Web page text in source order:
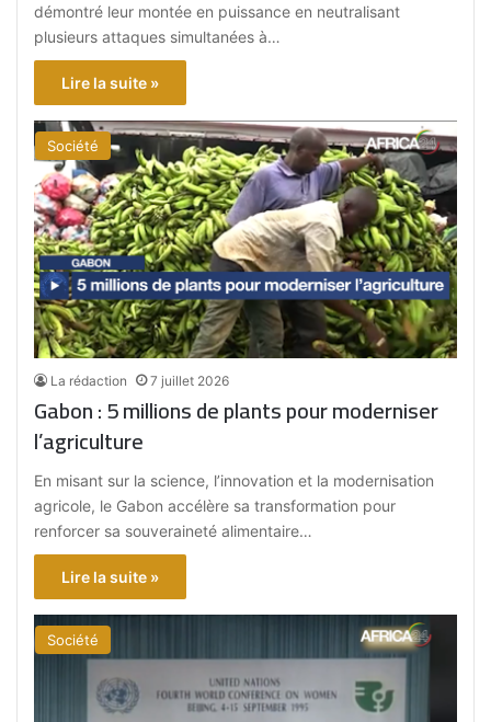
démontré leur montée en puissance en neutralisant
plusieurs attaques simultanées à…
Lire la suite »
Société
La rédaction 7 juillet 2026
Gabon : 5 millions de plants pour moderniser
l’agriculture
En misant sur la science, l’innovation et la modernisation
agricole, le Gabon accélère sa transformation pour
renforcer sa souveraineté alimentaire…
Lire la suite »
Société